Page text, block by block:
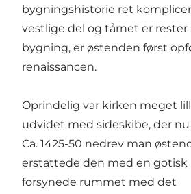
bygningshistorie ret
vestlige del og tårnet er rester
bygning, er østenden først
renaissancen.
Oprindelig var kirken meget
udvidet med sideskibe, der
Ca. 1425-50 nedrev man
erstattede den med en
forsynede rummet med det